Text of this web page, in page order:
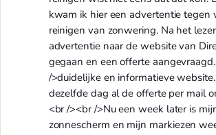
kwam ik hier een advertentie tegen
reinigen van zonwering. Na het
advertentie naar de website van
gegaan en een offerte
/>duidelijke en informatieve
dezelfde dag al de offerte per mail
<br /><br />Nu een week later is
zonnescherm en mijn markiezen